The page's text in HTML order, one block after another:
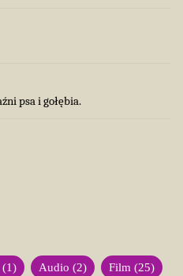
psa i gołębia.
(1) Audio (2) Film (25)